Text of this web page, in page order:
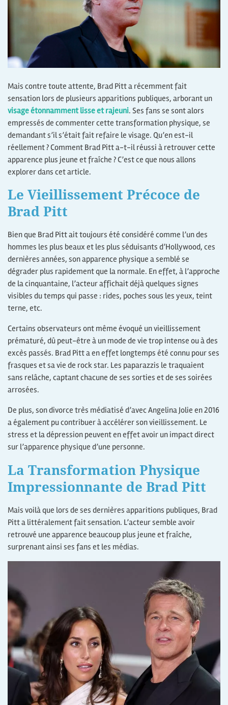
Mais contre toute attente, Brad Pitt a récemment fait
sensation lors de plusieurs apparitions publiques, arborant un
visage étonnamment lisse et rajeuni. Ses fans se sont alors
empressés de commenter cette transformation physique, se
demandant s’il s’était fait refaire le visage. Qu’en est-il
réellement ? Comment Brad Pitt a-t-il réussi à retrouver cette
apparence plus jeune et fraîche ? C’est ce que nous allons
explorer dans cet article.
Le Vieillissement Précoce de
Brad Pitt
Bien que Brad Pitt ait toujours été considéré comme l’un des
hommes les plus beaux et les plus séduisants d’Hollywood, ces
dernières années, son apparence physique a semblé se
dégrader plus rapidement que la normale. En effet, à l’approche
de la cinquantaine, l’acteur affichait déjà quelques signes
visibles du temps qui passe : rides, poches sous les yeux, teint
terne, etc.
Certains observateurs ont même évoqué un vieillissement
prématuré, dû peut-être à un mode de vie trop intense ou à des
excès passés. Brad Pitt a en effet longtemps été connu pour ses
frasques et sa vie de rock star. Les paparazzis le traquaient
sans relâche, captant chacune de ses sorties et de ses soirées
arrosées.
De plus, son divorce très médiatisé d’avec Angelina Jolie en 2016
a également pu contribuer à accélérer son vieillissement. Le
stress et la dépression peuvent en effet avoir un impact direct
sur l’apparence physique d’une personne.
La Transformation Physique
Impressionnante de Brad Pitt
Mais voilà que lors de ses dernières apparitions publiques, Brad
Pitt a littéralement fait sensation. L’acteur semble avoir
retrouvé une apparence beaucoup plus jeune et fraîche,
surprenant ainsi ses fans et les médias.